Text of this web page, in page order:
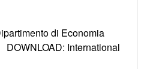
di Economia
International